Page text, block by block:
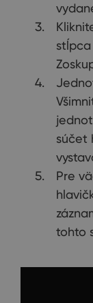
stĺpca
súčet
Pre
tohto